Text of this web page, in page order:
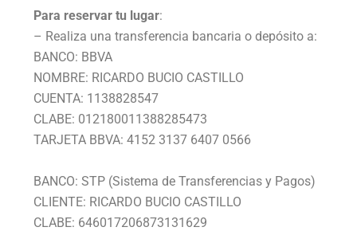
Para reservar tu lugar:
– Realiza una transferencia bancaria o depósito a:
BANCO: BBVA
NOMBRE: RICARDO BUCIO CASTILLO
CUENTA: 1138828547
CLABE: 012180011388285473
TARJETA BBVA: 4152 3137 6407 0566
BANCO: STP (Sistema de Transferencias y Pagos)
CLIENTE: RICARDO BUCIO CASTILLO
CLABE: 646017206873131629